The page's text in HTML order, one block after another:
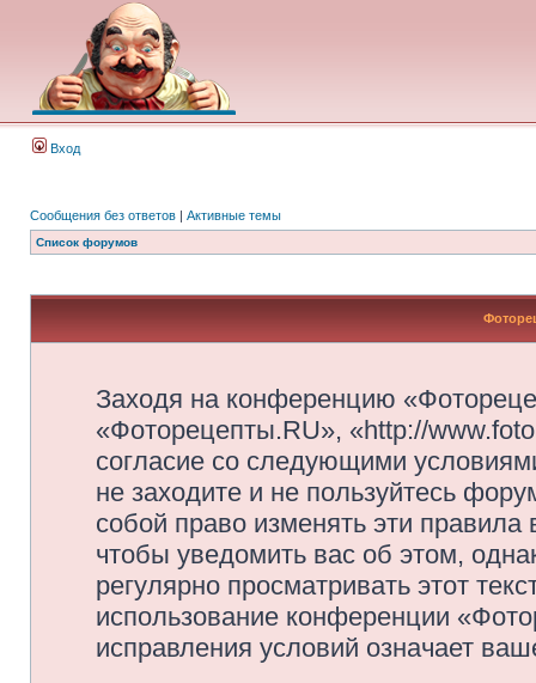
Вход
Сообщения без ответов | Активные темы
Список форумов
Заходя на конференцию
«Фоторецепты.RU», «http://
согласие со следующими
не заходите и не пользуйтесь
собой право изменять эти
чтобы уведомить вас об этом,
регулярно просматривать этот
использование конференции
исправления условий означает